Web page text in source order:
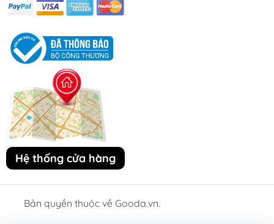
Hệ thống cửa hàng
Bản quyền thuộc về Gooda.vn.